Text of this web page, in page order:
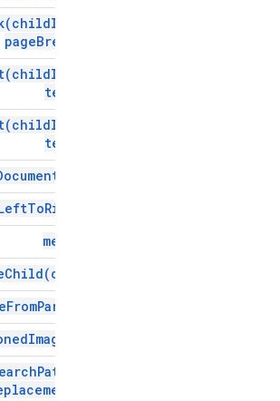
childIndex
pageBreak)
childIndex
text)
childIndex
text)
ToRight(
merge(
Child(child)
FromParent(
Image(
Pattern